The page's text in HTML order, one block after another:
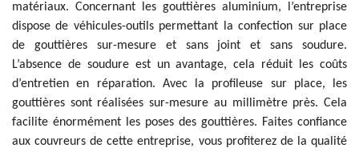
matériaux. Concernant les gouttières aluminium, l’entreprise
dispose de véhicules-outils permettant la confection sur place
de gouttières sur-mesure et sans joint et sans soudure.
L’absence de soudure est un avantage, cela réduit les coûts
d’entretien en réparation. Avec la profileuse sur place, les
gouttières sont réalisées sur-mesure au millimètre près. Cela
facilite énormément les poses des gouttières. Faites confiance
aux couvreurs de cette entreprise, vous profiterez de la qualité